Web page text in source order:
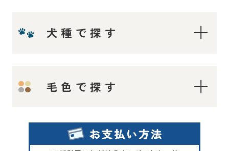
犬種で探す
ティーカッププードル
ロイヤルティーカッププードル
マイクロティーカッププードル
毛色で探す
レッド・フォーン
シルバー